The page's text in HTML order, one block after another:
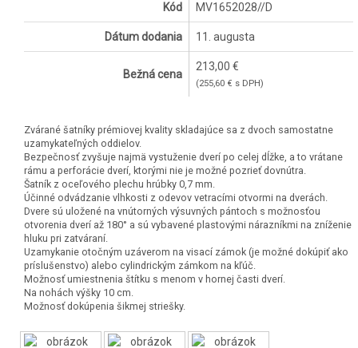
Kód MV1652028//D
Dátum dodania 11. augusta
Bežná cena
213,00 €
(255,60 € s DPH)
Zvárané šatníky prémiovej kvality skladajúce sa z dvoch samostatne
uzamykateľných oddielov.
Bezpečnosť zvyšuje najmä vystuženie dverí po celej dĺžke, a to vrátane
rámu a perforácie dverí, ktorými nie je možné pozrieť dovnútra.
Šatník z oceľového plechu hrúbky 0,7 mm.
Účinné odvádzanie vlhkosti z odevov vetracími otvormi na dverách.
Dvere sú uložené na vnútorných výsuvných pántoch s možnosťou
otvorenia dverí až 180° a sú vybavené plastovými nárazníkmi na zníženie
hluku pri zatváraní.
Uzamykanie otočným uzáverom na visací zámok (je možné dokúpiť ako
príslušenstvo) alebo cylindrickým zámkom na kľúč.
Možnosť umiestnenia štítku s menom v hornej časti dverí.
Na nohách výšky 10 cm.
Možnosť dokúpenia šikmej striešky.